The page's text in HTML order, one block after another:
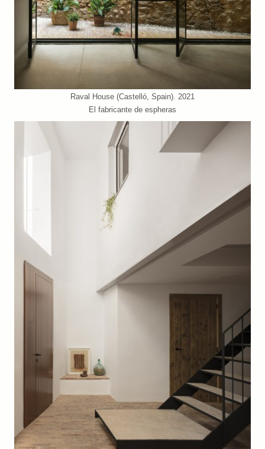
Raval House (Castelló, Spain). 2021
El fabricante de espheras